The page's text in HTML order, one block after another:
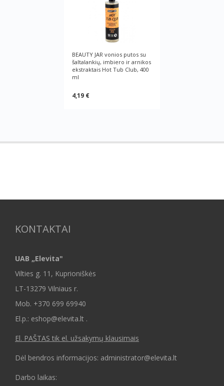
BEAUTY JAR vonios putos su
šaltalankių, imbiero ir arnikos
ekstraktais Hot Tub Club, 400
ml
4,19 €
KONTAKTAI
UAB „Elevita"
Vilties g. 11, Kuprioniškės
LT-13279 Vilniaus r.
Mob. +370 699 69940
El.p.: eshop@elevita.lt .
El. PAŠTAS tik el. užsakymų klausimais
Dėl bendros informacijos: administrator@elevita.lt
Darbo laikas: